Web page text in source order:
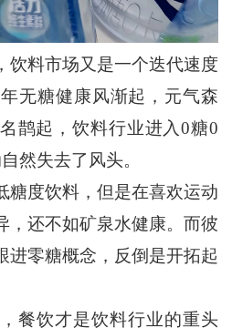
料市场又是一个迭代速度
无糖健康风渐起，元气森
鹊起，饮料行业进入0糖0
然失去了风头。
度饮料，但是在喜欢运动
，还不如矿泉水健康。而彼
进零糖概念，反倒是开拓起
饮才是饮料行业的重头